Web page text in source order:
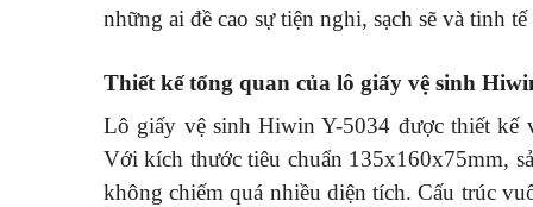
những ai đề cao sự tiện nghi, sạch sẽ và tinh
Thiết kế tổng quan của lô giấy vệ sinh
Lô giấy vệ sinh Hiwin Y-5034 được thiết kế
Với kích thước tiêu chuẩn 135x160x75mm,
không chiếm quá nhiều diện tích. Cấu trúc